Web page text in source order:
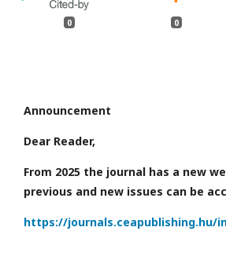
0 0
Announcement
Dear Reader,
From 2025 the journal has a new
previous and new issues can be
https://journals.ceapublishing.hu/